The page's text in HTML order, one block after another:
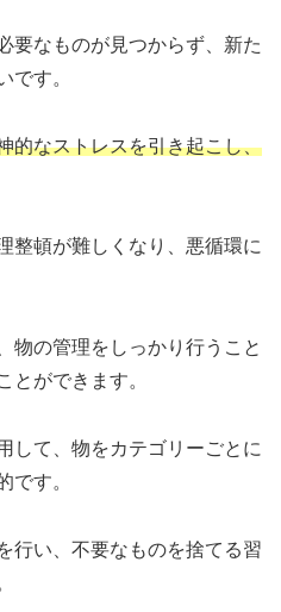
要なものが見つからず、新た
です。
的なストレスを引き起こし、
整頓が難しくなり、悪循環に
物の管理をしっかり行うこと
とができます。
して、物をカテゴリーごとに
です。
行い、不要なものを捨てる習